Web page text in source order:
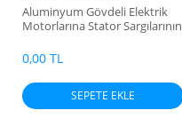
Aluminyum Gövdeli Elektrik
Motorlarına Stator Sargılarının
Geçme Makinası
0,00 TL
SEPETE EKLE